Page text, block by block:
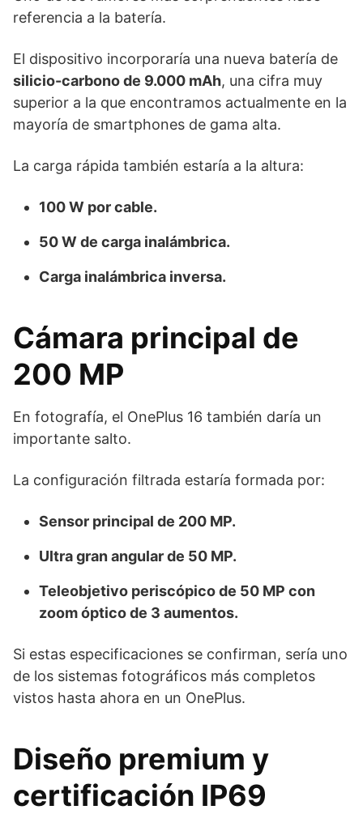
referencia a la batería.
El dispositivo incorporaría una nueva batería de
silicio-carbono de 9.000 mAh, una cifra muy
superior a la que encontramos actualmente en la
mayoría de smartphones de gama alta.
La carga rápida también estaría a la altura:
100 W por cable.
50 W de carga inalámbrica.
Carga inalámbrica inversa.
Cámara principal de
200 MP
En fotografía, el OnePlus 16 también daría un
importante salto.
La configuración filtrada estaría formada por:
Sensor principal de 200 MP.
Ultra gran angular de 50 MP.
Teleobjetivo periscópico de 50 MP con
zoom óptico de 3 aumentos.
Si estas especificaciones se confirman, sería uno
de los sistemas fotográficos más completos
vistos hasta ahora en un OnePlus.
Diseño premium y
certificación IP69